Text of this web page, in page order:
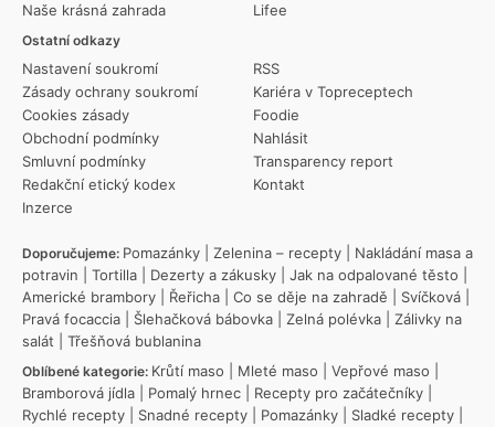
Naše krásná zahrada
Ostatní odkazy
Nastavení soukromí
Zásady ochrany soukromí
Cookies zásady
Obchodní podmínky
Smluvní podmínky
Redakční etický kodex
Inzerce
RSS
Kariéra v Topreceptech
Foodie
Nahlásit
Transparency report
Kontakt
Lifee
Doporučujeme: Pomazánky Zelenina – recepty
Nakládání masa a
potravin
Tortilla Dezerty a zákusky Jak na odpalované těsto
Americké brambory
Řeřicha Co se děje na zahradě Svíčková
Pravá focaccia
Šlehačková bábovka Zelná polévka
Zálivky na
salát
Třešňová bublanina
Oblíbené kategorie: Krůtí maso Mleté maso Vepřové maso
Bramborová jídla
Pomalý hrnec Recepty pro začátečníky
Rychlé recepty
Snadné recepty Pomazánky Sladké recepty